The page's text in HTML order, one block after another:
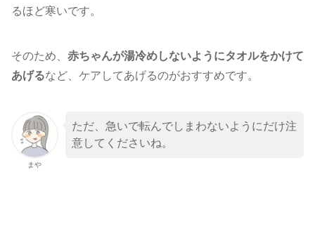
るほど寒いです。
そのため、 赤ちゃんが湯冷めしないようにタオルをかけて
あげるなど、ケアしてあげるのがおすすめです。
まや
ただ、急いで転んでしまわないようにだけ注
意してくださいね。